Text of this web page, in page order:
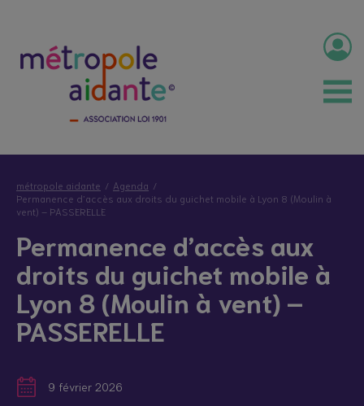
métropole aidante
Agenda
Permanence d’accès aux droits du guichet mobile à Lyon 8 (Moulin à
vent) – PASSERELLE
Permanence d’accès aux
droits du guichet mobile à
Lyon 8 (Moulin à vent) –
PASSERELLE
9 février 2026